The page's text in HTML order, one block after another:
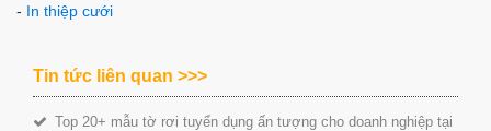
- In thiệp cưới
Tin tức liên quan >>>
Top 20+ mẫu tờ rơi tuyển dụng ấn tượng cho doanh nghiệp tại